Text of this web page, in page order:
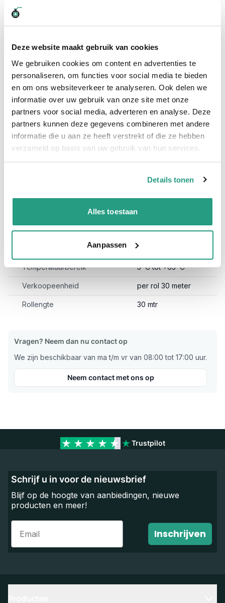
Deze website maakt gebruik van cookies
We gebruiken cookies om content en advertenties te
personaliseren, om functies voor social media te bieden
en om ons websiteverkeer te analyseren. Ook delen we
informatie over uw gebruik van onze site met onze
partners voor social media, adverteren en analyse. Deze
partners kunnen deze gegevens combineren met andere
informatie die u aan ze heeft verstrekt of die ze hebben
verzameld op basis van uw gebruik van hun services.
Details tonen
Alles toestaan
Aanpassen
Snelle levering
Snel naar
Plus- en minpunten Meer informatie
Plus- en minpunten
Merlett Armorvin HNA
Bronbemalingslang
Heavy duty
50 x 61mm
Materiaal binnenwand Transparant PVC
Materiaal buitenwand Transparant PVC
Temperatuurbereik 5ºC tot +65ºC
Verkoopeenheid per rol 30 meter
Rollengte 30 mtr
Vragen? Neem dan nu contact op
We zijn beschikbaar van ma t/m vr van 08:00 tot 17:00 uur.
Neem contact met ons op
Trustpilot
Schrijf u in voor de nieuwsbrief
Blijf op de hoogte van aanbiedingen, nieuwe
producten en meer!
Email
Inschrijven